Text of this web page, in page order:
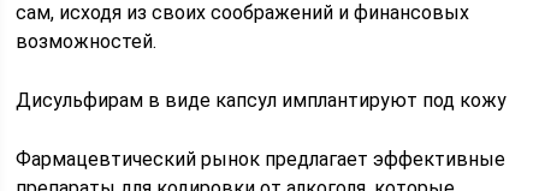
сам, исходя из своих соображений и финансовых
возможностей.
Дисульфирам в виде капсул имплантируют под кожу
Фармацевтический рынок предлагает эффективные